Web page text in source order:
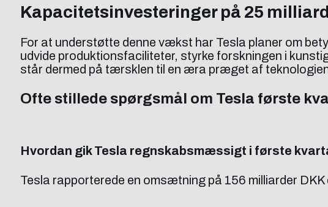
Kapacitetsinvesteringer på 25
For at understøtte denne vækst har Tesla planer om
udvide produktionsfaciliteter, styrke forskningen i
står dermed på tærsklen til en æra præget af
Ofte stillede spørgsmål om Tesla første
Hvordan gik Tesla regnskabsmæssigt i første
Tesla rapporterede en omsætning på 156 milliarder